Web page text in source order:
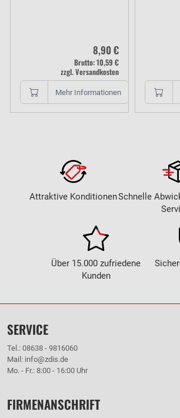
8,90 €
Brutto: 10,59 €
zzgl. Versandkosten
Mehr Informationen
Attraktive KonditionenSchnelle
Über 15.000 zufriedene
Kunden
SERVICE
Tel.: 08638 - 9816060
Mail: info@zdis.de
Mo. - Fr.: 8:00 - 16:00 Uhr
FIRMENANSCHRIFT